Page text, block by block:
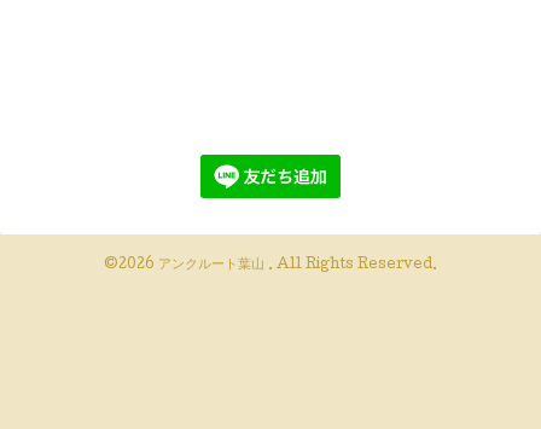
©2026 アンクルート葉山 . All Rights Reserved.